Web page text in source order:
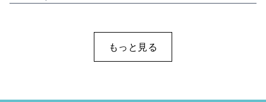
もっと見る